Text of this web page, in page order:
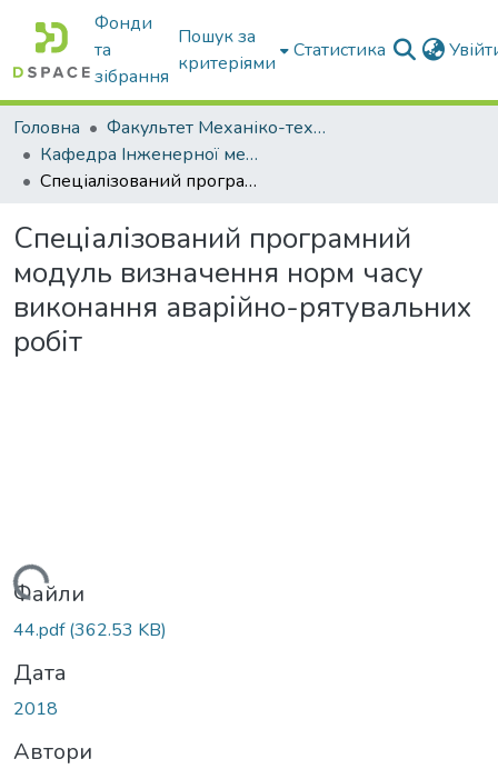
Фонди
та
зібрання
Пошук за
критеріями
Статистика
Головна
Факультет Механіко-технологічний
Кафедра Інженерної механіки та комп'ютерного проектування
Спеціалізований програмний модуль визначення норм часу виконання аварійно-рятувальних робіт
Спеціалізований програмний
модуль визначення норм часу
виконання аварійно-рятувальних
робіт
Вантажиться...
Файли
44.pdf(362.53 KB)
Дата
2018
Автори